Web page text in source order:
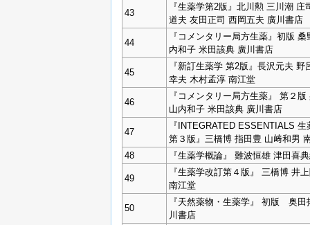
43
『生薬学第2版』北川勲 三川潮 庄
道夫 友田正司 西岡五夫 廣川書店
44
『コメンタリー局方生薬』初版 桑
内和子 米田該典 廣川書店
45
『新訂生薬学 第2版』長沢元夫 野
幸夫 木村孟淳 南江堂
46
『コメンタリー局方生薬』 第２版
山内和子 米田該典 廣川書店
47
『INTEGRATED ESSENTIALS 生
第３版』三橋博 指田豊 山﨑和男
48
『生薬学概論』 難波恒雄 津田喜
49
『生薬学改訂第４版』 三橋博 井
南江堂
50
『天然薬物・生薬学』 初版 奥田
川書店